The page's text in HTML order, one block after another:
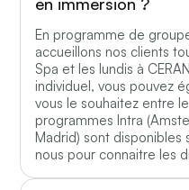
En programme de
accueillons nos clients
Spa et les lundis à
individuel, vous pouvez
vous le souhaitez entre
programmes Intra
Madrid) sont
nous pour connaitre les